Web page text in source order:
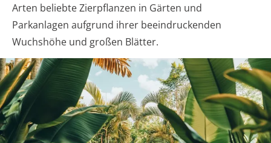
Arten beliebte Zierpflanzen in Gärten und
Parkanlagen aufgrund ihrer beeindruckenden
Wuchshöhe und großen Blätter.